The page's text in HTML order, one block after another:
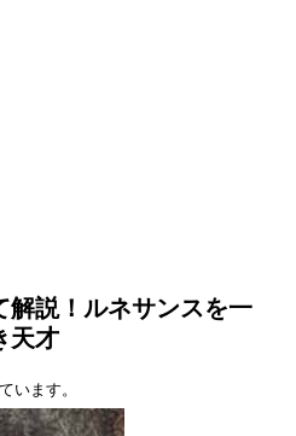
解説！ルネサンスを一
天才
います。